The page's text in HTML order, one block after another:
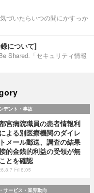
づいたらいつの間にかすっか
について]
Shared.「セキュリティ情報
デント・事故
宮病院職員の患者情報利
よる別医療機関のダイレ
メール郵送、調査の結果
的金銭的利益の受領が無
とを確認
Fri 8:05
サービス・業界動向